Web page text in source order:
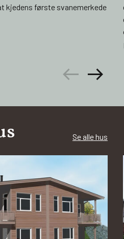
kjedens første svanemerkede
arrow_left_alt arrow_right_alt
Se alle hus